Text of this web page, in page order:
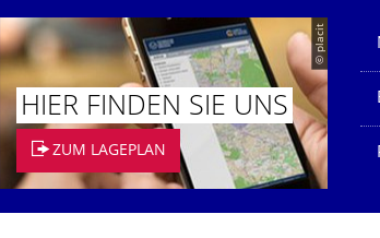
© placit
HIER FINDEN SIE UNS
ZUM LAGEPLAN